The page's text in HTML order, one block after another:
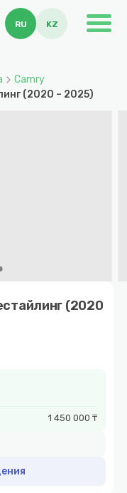
RU KZ
Camry
(2020 – 2025)
(2020
1 450 000 ₸